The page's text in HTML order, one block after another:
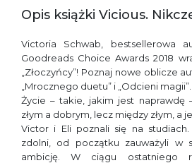
Opis książki Vicious.
Victoria Schwab, bestsellerowa
Goodreads Choice Awards 2018
„Złoczyńcy”! Poznaj nowe oblicze
„Mrocznego duetu” i „Odcieni magii”.
Życie – takie, jakim jest naprawdę
złym a dobrym, lecz między złym, a
Victor i Eli poznali się na
zdolni, od początku zauważyli w
ambicję. W ciągu ostatniego